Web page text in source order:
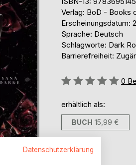
Verlag: BoD - Books
Erscheinungsdatum:
Sprache: Deutsch
Schlagworte: Dark
Barrierefreiheit:
Bewertung::
0
erhältlich als:
BUCH 15,99 €
Datenschutzerklärung